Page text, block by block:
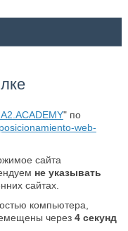
" по
web-
сайта
не указывать
сайтах.
компьютера,
через 4секунд